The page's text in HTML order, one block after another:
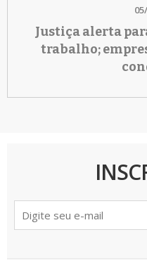
Justiça alerta
trabalho;